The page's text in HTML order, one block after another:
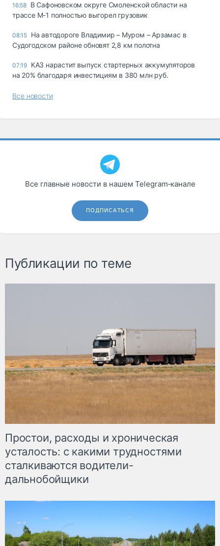
16:58 В Сафоновском округе Смоленской области на
трассе М-1 полностью выгорел грузовик
08:15 На автодороге Владимир – Муром – Арзамас в
Судогодском районе обновят 2,8 км полотна
07:19 КАЗ нарастит выпуск стартерных аккумуляторов
на 20% благодаря инвестициям в 380 млн руб.
Все новости
Все главные новости в нашем Telegram‑канале
ПОДПИСАТЬСЯ
Публикации по теме
Простои, расходы и хроническая
усталость: с какими трудностями
сталкиваются водители-
дальнобойщики